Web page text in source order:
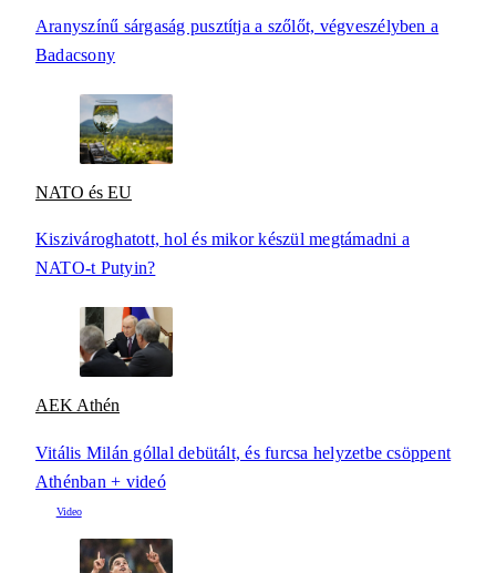
Aranyszínű sárgaság pusztítja a szőlőt, végveszélyben a
Badacsony
NATO és EU
Kiszivároghatott, hol és mikor készül megtámadni a
NATO-t Putyin?
AEK Athén
Vitális Milán góllal debütált, és furcsa helyzetbe csöppent
Athénban + videó